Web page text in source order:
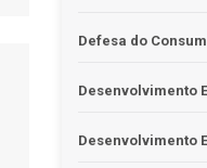
Defesa do
Desenvolvimento
Desenvolvimento